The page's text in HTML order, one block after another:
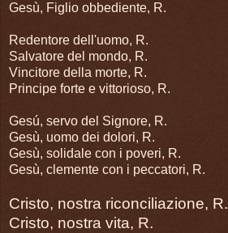
Gesù, Figlio obbediente, R.
Redentore dell'uomo, R.
Salvatore del mondo, R.
Vincitore della morte, R.
Principe forte e vittorioso, R.
Gesú, servo del Signore, R.
Gesù, uomo dei dolori, R.
Gesù, solidale con i poveri, R.
Gesù, clemente con i peccatori, R.
Cristo, nostra riconciliazione, R.
Cristo, nostra vita, R.